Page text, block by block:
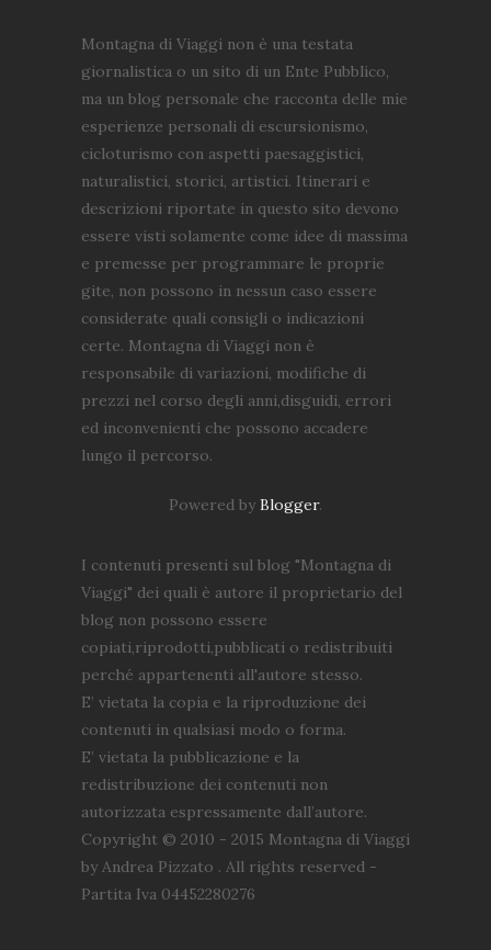
Montagna di Viaggi non è una testata
giornalistica o un sito di un Ente Pubblico,
ma un blog personale che racconta delle mie
esperienze personali di escursionismo,
cicloturismo con aspetti paesaggistici,
naturalistici, storici, artistici. Itinerari e
descrizioni riportate in questo sito devono
essere visti solamente come idee di massima
e premesse per programmare le proprie
gite, non possono in nessun caso essere
considerate quali consigli o indicazioni
certe. Montagna di Viaggi non è
responsabile di variazioni, modifiche di
prezzi nel corso degli anni,disguidi, errori
ed inconvenienti che possono accadere
lungo il percorso.
Powered byBlogger.
I contenuti presenti sul blog "Montagna di
Viaggi" dei quali è autore il proprietario del
blog non possono essere
copiati,riprodotti,pubblicati o redistribuiti
perché appartenenti all'autore stesso.
E’ vietata la copia e la riproduzione dei
contenuti in qualsiasi modo o forma.
E’ vietata la pubblicazione e la
redistribuzione dei contenuti non
autorizzata espressamente dall’autore.
Copyright © 2010 - 2015 Montagna di Viaggi
by Andrea Pizzato . All rights reserved -
Partita Iva 04452280276